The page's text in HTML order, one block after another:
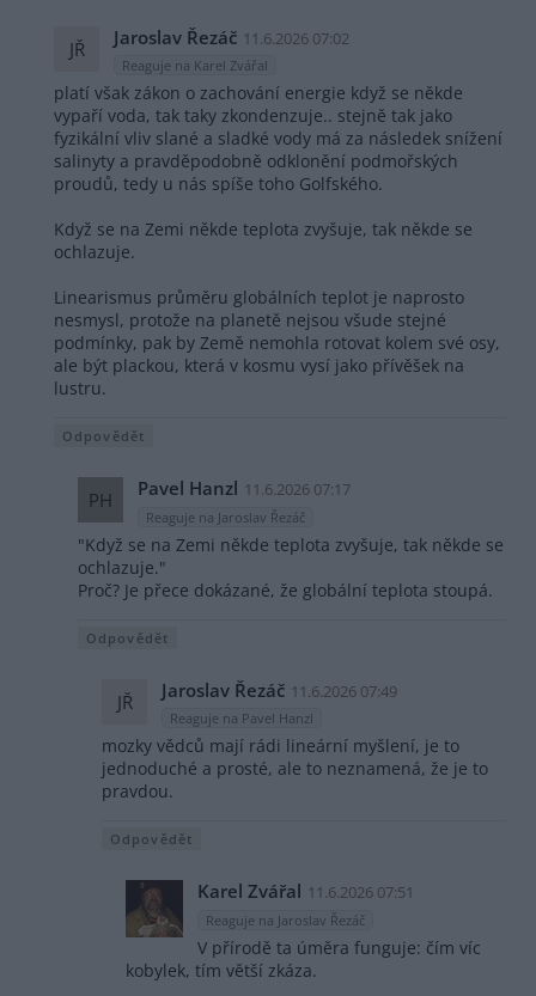
JŘ Jaroslav Řezáč 11.6.2026 07:02
Reaguje na Karel Zvářal
platí však zákon o zachování energie když se někde
vypaří voda, tak taky zkondenzuje.. stejně tak jako
fyzikální vliv slané a sladké vody má za následek snížení
salinyty a pravděpodobně odklonění podmořských
proudů, tedy u nás spíše toho Golfského.
Když se na Zemi někde teplota zvyšuje, tak někde se
ochlazuje.
Linearismus průměru globálních teplot je naprosto
nesmysl, protože na planetě nejsou všude stejné
podmínky, pak by Země nemohla rotovat kolem své osy,
ale být plackou, která v kosmu vysí jako přívěšek na
lustru.
Odpovědět
PH Pavel Hanzl 11.6.2026 07:17
Reaguje na Jaroslav Řezáč
"Když se na Zemi někde teplota zvyšuje, tak někde se
ochlazuje."
Proč? Je přece dokázané, že globální teplota stoupá.
Odpovědět
JŘ Jaroslav Řezáč 11.6.2026 07:49
Reaguje na Pavel Hanzl
mozky vědců mají rádi lineární myšlení, je to
jednoduché a prosté, ale to neznamená, že je to
pravdou.
Odpovědět
Karel Zvářal 11.6.2026 07:51
Reaguje na Jaroslav Řezáč
V přírodě ta úměra funguje: čím víc
kobylek, tím větší zkáza.